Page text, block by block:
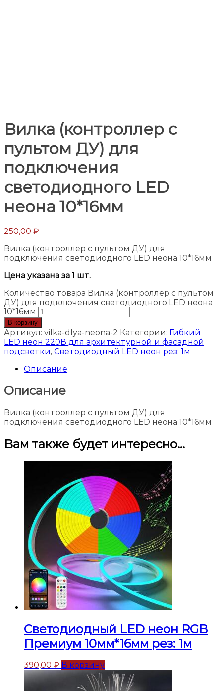
Вилка (контроллер с
пультом ДУ) для
подключения
светодиодного LED
неона 10*16мм
250,00 ₽
Вилка (контроллер с пультом ДУ) для
подключения светодиодного LED неона 10*16мм
Цена указана за 1 шт.
Количество товара Вилка (контроллер с пультом
ДУ) для подключения светодиодного LED неона
10*16мм
В корзину
Артикул: vilka-dlya-neona-2 Категории: Гибкий
LED неон 220В для архитектурной и фасадной
подсветки, Светодиодный LED неон рез: 1м
Описание
Описание
Вилка (контроллер с пультом ДУ) для
подключения светодиодного LED неона 10*16мм
Вам также будет интересно…
Светодиодный LED неон RGB
Премиум 10мм*16мм рез: 1м
390,00 ₽ В корзину